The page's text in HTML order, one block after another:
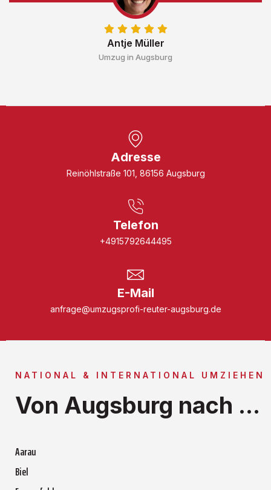
Antje Müller
Umzug in Augsburg
Adresse
Reinöhlstraße 101, 86156 Augsburg
Telefon
+4915792644495
E-Mail
anfrage@umzugsprofi-reuter-augsburg.de
NATIONAL & INTERNATIONAL UMZIEHEN
Von Augsburg nach ...
Aarau
Biel